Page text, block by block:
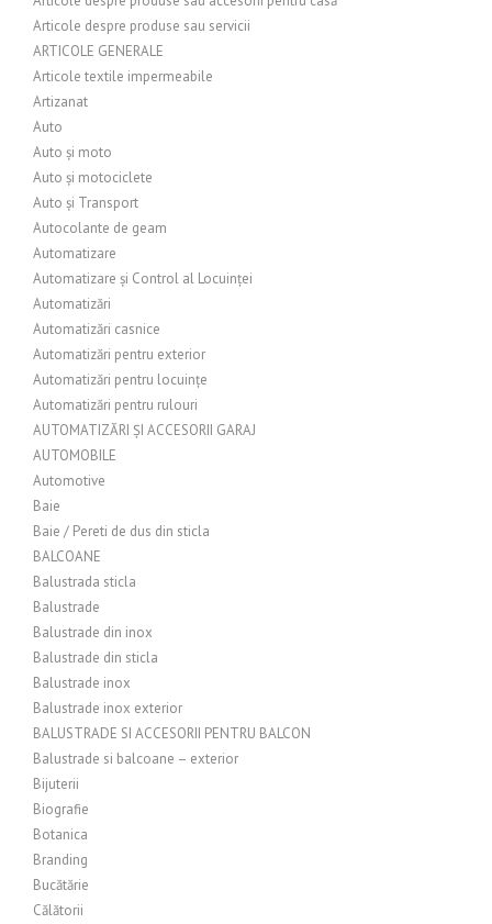
Articole despre produse sau servicii
ARTICOLE GENERALE
Articole textile impermeabile
Artizanat
Auto
Auto și moto
Auto și motociclete
Auto și Transport
Autocolante de geam
Automatizare
Automatizare și Control al Locuinței
Automatizări
Automatizări casnice
Automatizări pentru exterior
Automatizări pentru locuințe
Automatizări pentru rulouri
AUTOMATIZĂRI ȘI ACCESORII GARAJ
AUTOMOBILE
Automotive
Baie
Baie / Pereti de dus din sticla
BALCOANE
Balustrada sticla
Balustrade
Balustrade din inox
Balustrade din sticla
Balustrade inox
Balustrade inox exterior
BALUSTRADE SI ACCESORII PENTRU BALCON
Balustrade si balcoane – exterior
Bijuterii
Biografie
Botanica
Branding
Bucătărie
Călătorii